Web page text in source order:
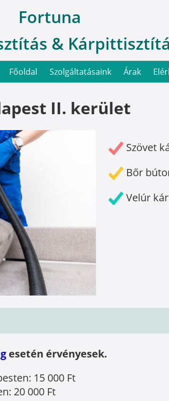
Fortuna
&
Főoldal Szolgáltatásaink Árak
II. kerület
Szövet
Bőr
Velúr
esetén érvényesek.
15 000 Ft
20 000 Ft